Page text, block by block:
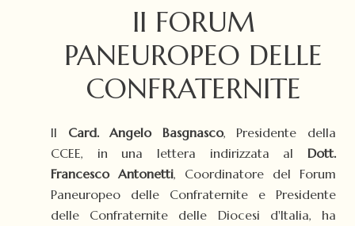
II FORUM
PANEUROPEO DELLE
CONFRATERNITE
Il Card. Angelo Basgnasco, Presidente della
CCEE, in una lettera indirizzata al Dott.
Francesco Antonetti, Coordinatore del Forum
Paneuropeo delle Confraternite e Presidente
delle Confraternite delle Diocesi d'Italia, ha